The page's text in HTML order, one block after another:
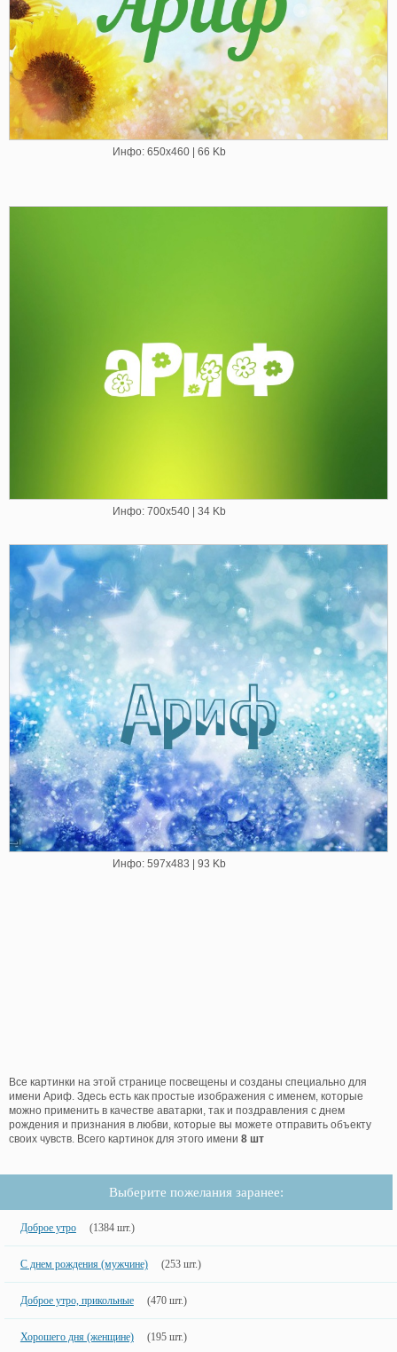
Инфо: 650х460 | 66 Kb
Инфо: 700х540 | 34 Kb
Инфо: 597х483 | 93 Kb
Все картинки на этой странице посвещены и созданы специально для
имени Ариф. Здесь есть как простые изображения с именем, которые
можно применить в качестве аватарки, так и поздравления с днем
рождения и признания в любви, которые вы можете отправить объекту
своих чувств. Всего картинок для этого имени 8 шт
Выберите пожелания заранее:
Доброе утро (1384 шт.)
С днем рождения (мужчине) (253 шт.)
Доброе утро, прикольные (470 шт.)
Хорошего дня (женщине) (195 шт.)